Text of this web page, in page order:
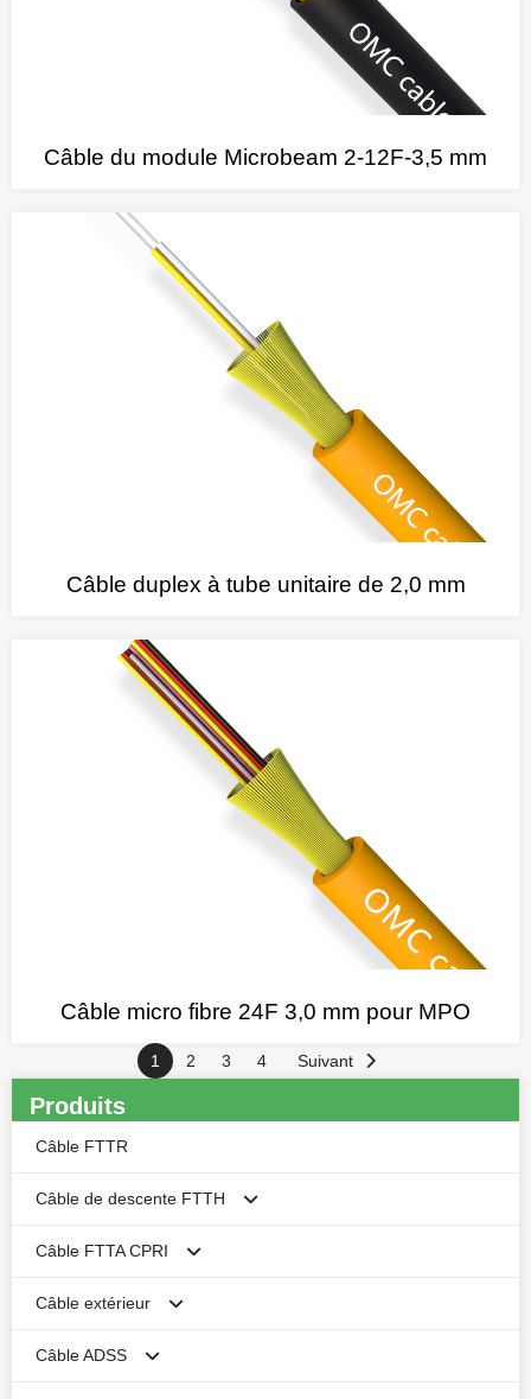
Produits
Câble FTTR
Câble de descente FTTH
Câble plat Butterfly FTTH
Antenne autoportante FTTH Câble de descente
1-4cores No-Armored Round Duct FTTH drop cable
Câble FTTA CPRI
Câble armé CPRI
Câble CPRI non blindé
Câble extérieur
Câble armé pour l'extérieur
Câble ADSS
Câble du module Microbeam 2-12F-3,5 mm
Câble duplex à tube unitaire de 2,0 mm
Câble micro fibre 24F 3,0 mm pour MPO
1 2 3 4 Suivant